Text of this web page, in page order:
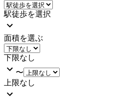
駅徒歩を選択
面積を選ぶ
下限なし
〜
上限なし